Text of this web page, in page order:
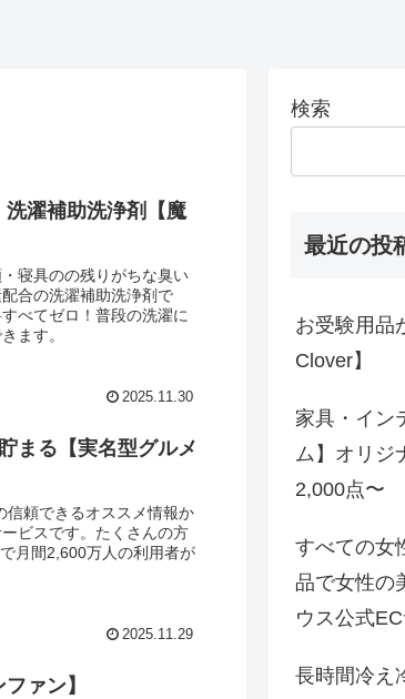
濯補助洗浄剤【魔
寝具のの残りがちな臭い
合の洗濯補助洗浄剤で
べてゼロ！普段の洗濯に
ます。
2025.11.30
まる【実名型グルメ
信頼できるオススメ情報か
ビスです。たくさんの方
月間2,600万人の利用者が
2025.11.29
ァン】
検索
最近の投
お受験用品
Clover】
家具・イン
ム】オリジ
2,000点〜
すべての女
品で女性の
ウス公式
長時間冷え